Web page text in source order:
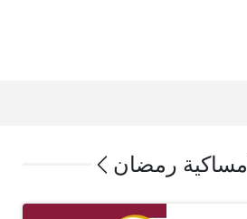
امساكية رمضان